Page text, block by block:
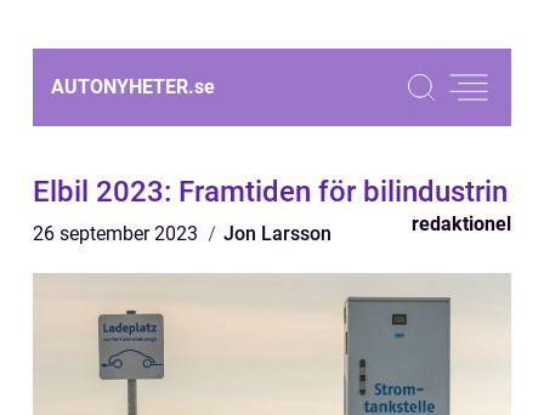
AUTONYHETER.se
Elbil 2023: Framtiden för bilindustrin
26 september 2023 Jon Larsson redaktionel